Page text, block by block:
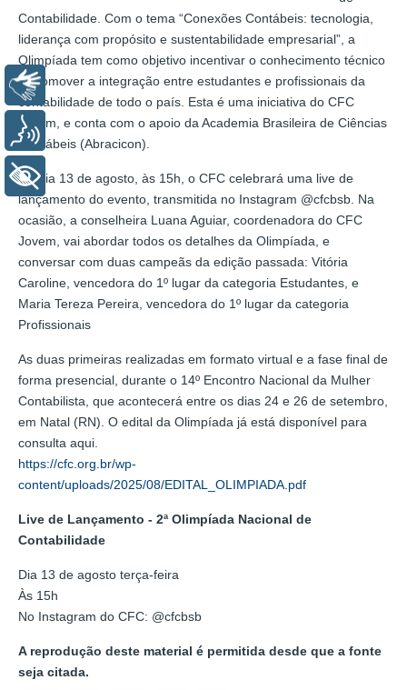
Contabilidade. Com o tema “Conexões Contábeis: tecnologia,
liderança com propósito e sustentabilidade empresarial”, a
Olimpíada tem como objetivo incentivar o conhecimento técnico
e promover a integração entre estudantes e profissionais da
contabilidade de todo o país. Esta é uma iniciativa do CFC
Jovem, e conta com o apoio da Academia Brasileira de Ciências
Contábeis (Abracicon).
No dia 13 de agosto, às 15h, o CFC celebrará uma live de
lançamento do evento, transmitida no Instagram @cfcbsb. Na
ocasião, a conselheira Luana Aguiar, coordenadora do CFC
Jovem, vai abordar todos os detalhes da Olimpíada, e
conversar com duas campeãs da edição passada: Vitória
Caroline, vencedora do 1º lugar da categoria Estudantes, e
Maria Tereza Pereira, vencedora do 1º lugar da categoria
Profissionais
As duas primeiras realizadas em formato virtual e a fase final de
forma presencial, durante o 14º Encontro Nacional da Mulher
Contabilista, que acontecerá entre os dias 24 e 26 de setembro,
em Natal (RN). O edital da Olimpíada já está disponível para
consulta aqui.
https://cfc.org.br/wp-
content/uploads/2025/08/EDITAL_OLIMPIADA.pdf
Live de Lançamento - 2ª Olimpíada Nacional de
Contabilidade
Dia 13 de agosto terça-feira
Às 15h
No Instagram do CFC: @cfcbsb
A reprodução deste material é permitida desde que a fonte
seja citada.
Libras
Voz
+ Acessibilidade